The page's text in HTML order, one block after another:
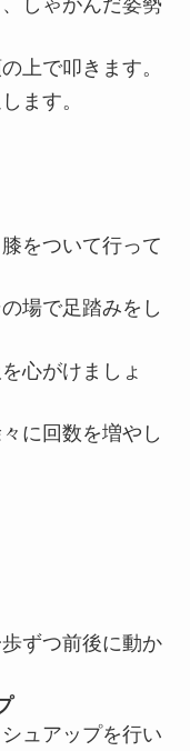
しゃがんだ姿勢
上で叩きます。
ます。
をついて行って
場で足踏みをし
心がけましょ
に回数を増やし
ずつ前後に動か
ュアップを行い